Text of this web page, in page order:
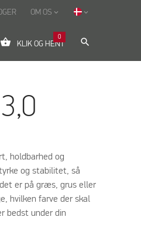
shopping_basket KLIK OG HENT
0
search
OM OS keyboard_arrow_down keyboard_arrow_down
holdbarhed og
og stabilitet, så
er på græs, grus eller
hvilken farve der skal
bedst under din